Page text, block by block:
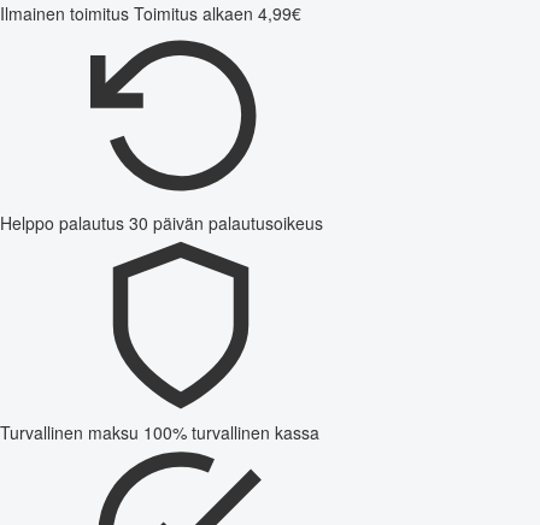
Ilmainen toimitus Toimitus alkaen 4,99€
Helppo palautus 30 päivän palautusoikeus
Turvallinen maksu 100% turvallinen kassa